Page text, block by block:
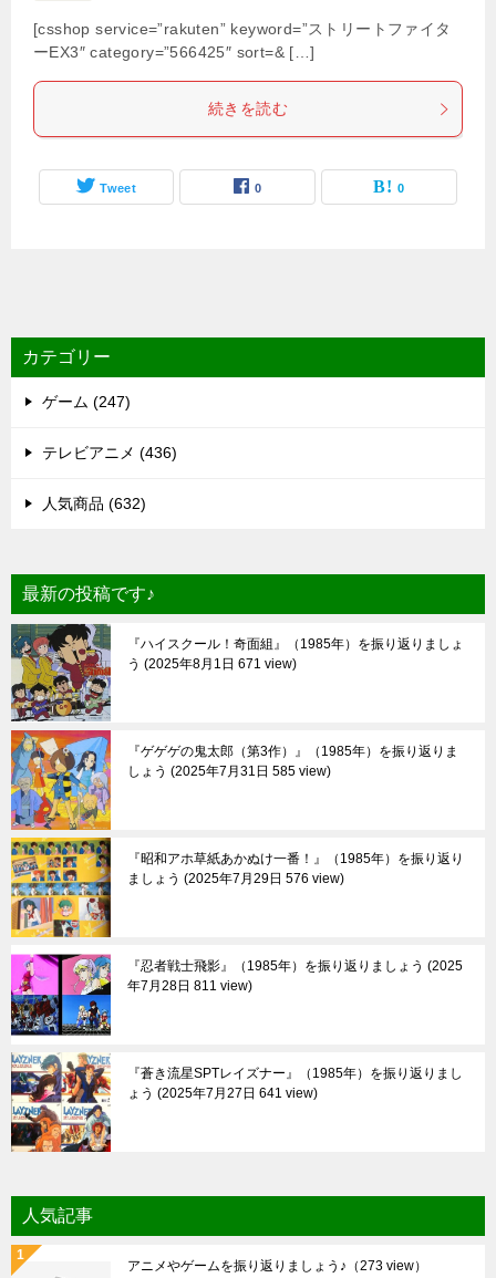
[csshop service=”rakuten” keyword=”ストリートファイタ
ーEX3″ category=”566425″ sort=& […]
続きを読む
Tweet 0 0
カテゴリー
ゲーム (247)
テレビアニメ (436)
人気商品 (632)
最新の投稿です♪
『ハイスクール！奇面組』（1985年）を振り返りましょ
う
2025年8月1日 671 view
『ゲゲゲの鬼太郎（第3作）』（1985年）を振り返りま
しょう
2025年7月31日 585 view
『昭和アホ草紙あかぬけ一番！』（1985年）を振り返り
ましょう
2025年7月29日 576 view
『忍者戦士飛影』（1985年）を振り返りましょう
2025
年7月28日 811 view
『蒼き流星SPTレイズナー』（1985年）を振り返りまし
ょう
2025年7月27日 641 view
人気記事
アニメやゲームを振り返りましょう♪ （273 view）